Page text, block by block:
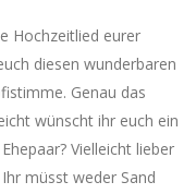
Hochzeitlied eurer
diesen wunderbaren
Genau das
wünscht ihr euch ein
Vielleicht lieber
müsst weder Sand